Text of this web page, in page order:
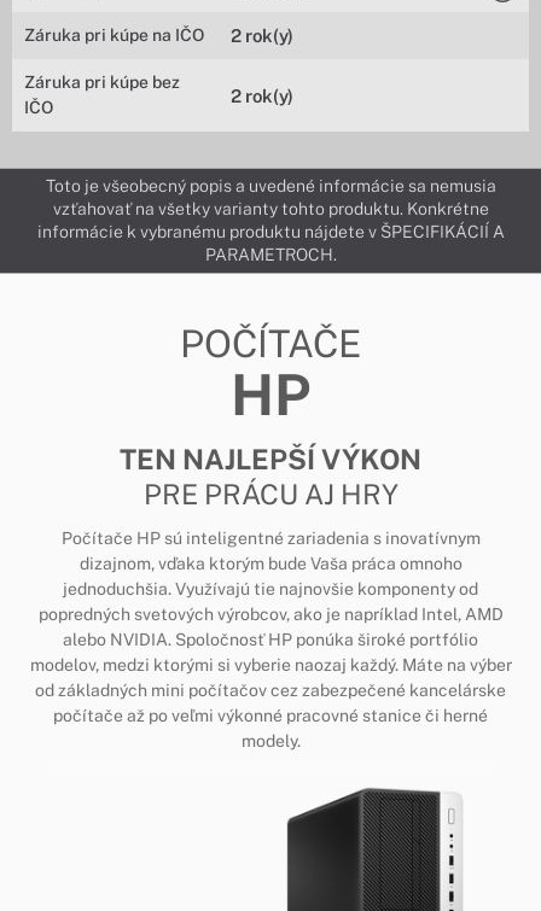
Záruka pri kúpe na IČO 2 rok(y)
Záruka pri kúpe bez
IČO
2 rok(y)
Toto je všeobecný popis a uvedené informácie sa nemusia
vzťahovať na všetky varianty tohto produktu. Konkrétne
informácie k vybranému produktu nájdete v ŠPECIFIKÁCIÍ A
PARAMETROCH.
POČÍTAČE
HP
TEN NAJLEPŠÍ VÝKON
PRE PRÁCU AJ HRY
Počítače HP sú inteligentné zariadenia s inovatívnym
dizajnom, vďaka ktorým bude Vaša práca omnoho
jednoduchšia. Využívajú tie najnovšie komponenty od
popredných svetových výrobcov, ako je napríklad Intel, AMD
alebo NVIDIA. Spoločnosť HP ponúka široké portfólio
modelov, medzi ktorými si vyberie naozaj každý. Máte na výber
od základných mini počítačov cez zabezpečené kancelárske
počítače až po veľmi výkonné pracovné stanice či herné
modely.